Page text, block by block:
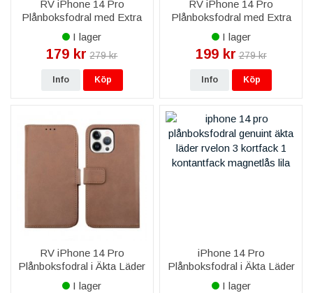
RV iPhone 14 Pro
Plånboksfodral med Extra
Kortfack - Röd
I lager
179 kr 279 kr
Info Köp
RV iPhone 14 Pro
Plånboksfodral med Extra
Kortfack - Blå
I lager
199 kr 279 kr
Info Köp
RV iPhone 14 Pro
Plånboksfodral i Äkta Läder
- Brun
I lager
iPhone 14 Pro
Plånboksfodral i Äkta Läder
- Lila
I lager